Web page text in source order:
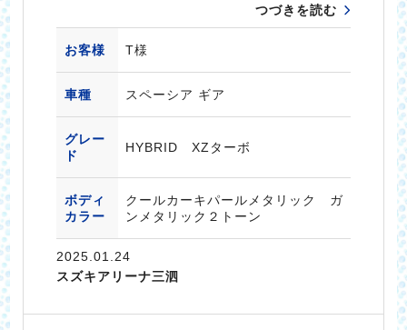
つづきを読む
お客様 T様
車種 スペーシア ギア
グレー
ド
HYBRID XZターボ
ボディ
カラー
クールカーキパールメタリック ガ
ンメタリック２トーン
2025.01.24
スズキアリーナ三泗